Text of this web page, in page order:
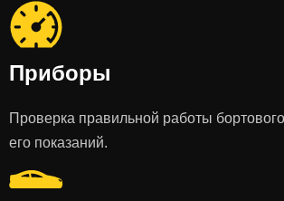
Приборы
Проверка правильной работы
его показаний.